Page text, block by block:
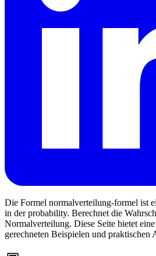
Die Formel normalverteilung-formel ist
in der probability. Berechnet die
Normalverteilung. Diese Seite bietet
gerechneten Beispielen und praktischen